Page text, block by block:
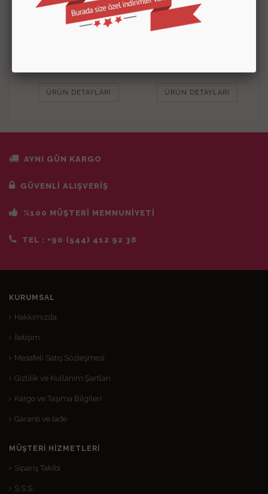
ÜRÜN DETAYLARI ÜRÜN DETAYLARI
AYNI GÜN KARGO
GÜVENLİ ALIŞVERİŞ
%100 MÜŞTERİ MEMNUNİYETİ
TEL : +90 (544) 412 92 38
KURUMSAL
Hakkımızda
İletişim
Mesafeli Satış Sözleşmesi
Gizlilik ve Kullanım Şartları
Kargo ve Taşıma Bilgileri
Garanti ve İade
MÜŞTERI HIZMETLERI
Sipariş Takibi
S.S.S.